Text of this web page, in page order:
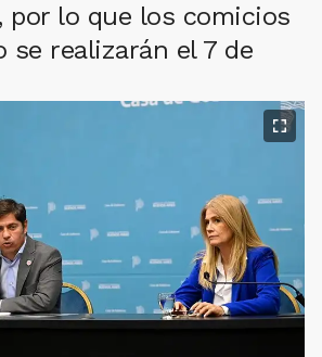
por lo que los comicios
realizarán el 7 de